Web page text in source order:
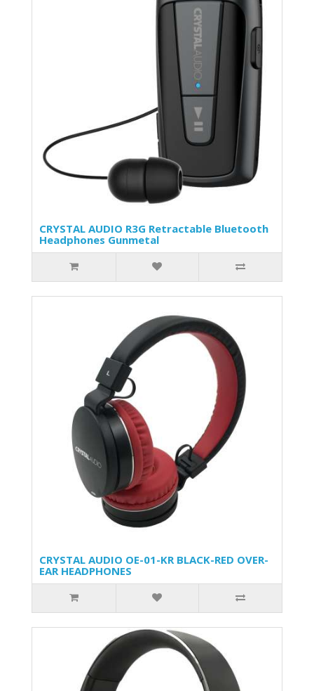
CRYSTAL AUDIO R3G Retractable Bluetooth
Headphones Gunmetal
CRYSTAL AUDIO OE-01-KR BLACK-RED OVER-
EAR HEADPHONES